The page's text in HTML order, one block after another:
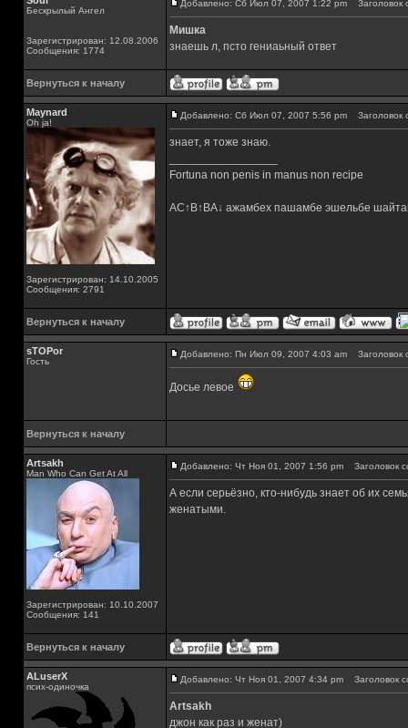
Бескрылый Ангел
Зарегистрирован: 12.08.2006
Сообщения: 1774
Добавлено: Сб Июл 07, 2007 1:22 pm Заголовок
Мишка
знаешь л, псто гениаьный ответ
Вернуться к началу
Maynard
Oh ja!
Зарегистрирован: 14.10.2005
Сообщения: 2791
Добавлено: Сб Июл 07, 2007 5:56 pm Заголовок
знает, я тоже знаю.
Fortuna non penis in manus non recipe
AC↑B↑BA↓ ажамбех пашамбе эшельбе
Вернуться к началу
sTOPor
Гость
Добавлено: Пн Июл 09, 2007 4:03 am Заголовок
Досье левое
Вернуться к началу
Artsakh
Man Who Can Get At All
Зарегистрирован: 10.10.2007
Сообщения: 141
Добавлено: Чт Ноя 01, 2007 1:56 pm Заголовок
А если серьёзно, кто-нибудь знает об их
женатыми.
Вернуться к началу
ALuserX
псих-одиночка
Добавлено: Чт Ноя 01, 2007 4:34 pm Заголовок
Artsakh
джон как раз и женат)